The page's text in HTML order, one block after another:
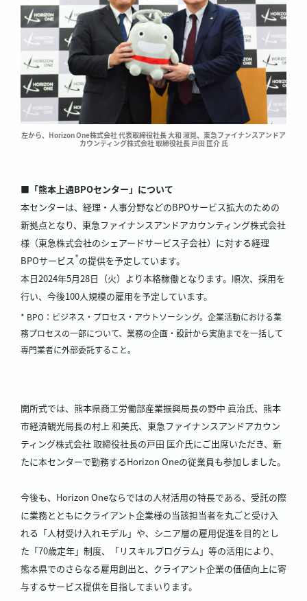
左から、Horizon One株式会社 代表取締役社長 大和 淑晃、東急ファイナンスアンドア
カウンティング株式会社 取締役社長 戸田 匡介 氏
■「熊本上通BPOセンター」について
本センターは、経理・人事分野などのBPOサービス拡大のための
新拠点となり、東急ファイナンスアンドアカウンティング株式会社
様（東急株式会社のシェアードサービス子会社）に対する経理
BPOサービス*の提供を予定しています。
本日2024年5月28日（火）より本格稼働となります。順次、採用を
行い、今後100人規模の雇用を予定しています。
* BPO：ビジネス・プロセス・アウトソーシング。企業活動における業
務プロセスの一部について、業務の企画・設計から実施までを一括して
専門業者に外部委託すること。
開所式では、熊本県商工労働部産業振興局長の野中 眞治氏、熊本
市経済観光局長の村上 和美氏、東急ファイナンスアンドアカウン
ティング株式会社 取締役社長の戸田 匡介氏にご出席いただき、新
たに本センターで勤務するHorizon Oneの従業員も参加しました。
今後も、Horizon Oneならではの人材活用の特長である、受託の際
に業務とともにクライアント企業様の当該担当者を丸ごと受け入
れる「人材受け入れモデル」や、シニア層の雇用促進を目的とし
た「70歳定年」制度、「リスキルプログラム」等の活用により、
熊本県でのさらなる雇用創出と、クライアント企業の価値向上に寄
与するサービス提供を目指してまいります。